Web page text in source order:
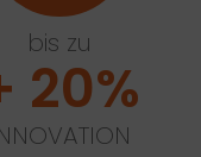
bis zu
20%